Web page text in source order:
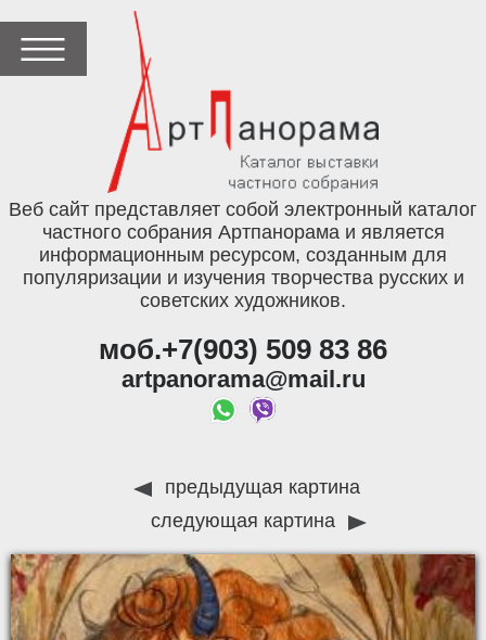
Веб сайт представляет собой электронный каталог
частного собрания Артпанорама и является
информационным ресурсом, созданным для
популяризации и изучения творчества русских и
советских художников.
моб.+7(903) 509 83 86
artpanorama@mail.ru
предыдущая картина
следующая картина